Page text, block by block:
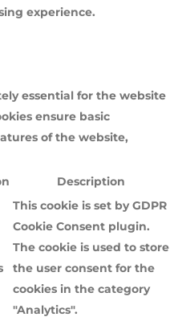
experience.
essential for the website
ensure basic
of the website,
Description
This cookie is set by GDPR
Cookie Consent plugin.
The cookie is used to store
the user consent for the
cookies in the category
"Analytics".